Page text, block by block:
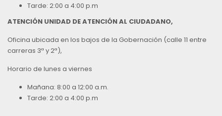
Tarde: 2:00 a 4:00 p.m
ATENCIÓN UNIDAD DE ATENCIÓN AL CIUDADANO,
Oficina ubicada en los bajos de la Gobernación (calle 11 entre
carreras 3ª y 2ª),
Horario de lunes a viernes
Mañana: 8:00 a 12:00 a.m.
Tarde: 2:00 a 4:00 p.m